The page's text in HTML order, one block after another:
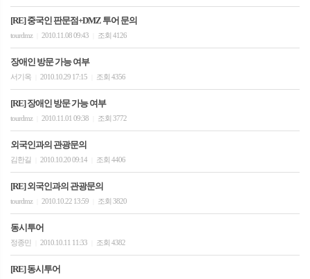
[RE] 중국인 판문점+DMZ 투어 문의
tourdmz 2010.11.08 09:43 조회 4126
장애인 방문 가능 여부
서기옥 2010.10.29 17:15 조회 4356
[RE] 장애인 방문 가능 여부
tourdmz 2010.11.01 09:38 조회 3772
외국인과의 관광문의
김한길 2010.10.20 09:14 조회 4406
[RE] 외국인과의 관광문의
tourdmz 2010.10.22 13:59 조회 3820
동시투어
정종민 2010.10.11 11:33 조회 4382
[RE] 동시투어